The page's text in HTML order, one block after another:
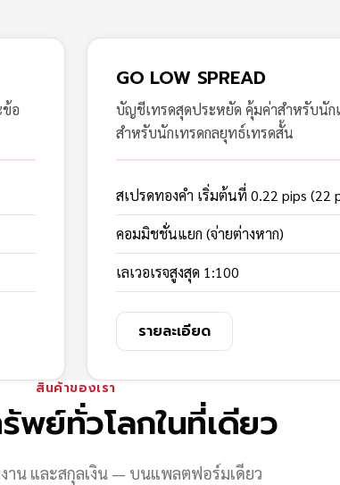
อ
GO LOW SPREAD
บัญชีเทรดสุดประหยัด คุ้มค่าสำหรับนัก
สำหรับนักเทรดกลยุทธ์เทรดสั้น
สเปรดทองคำ เริ่มต้นที่ 0.22 pips (22
คอมมิชชั่นแยก (จ่ายต่างหาก)
เลเวอเรจสูงสุด 1:100
รายละเอียด
สินค้าของเรา
พย์ทั่วโลกในที่เดียว
าน และสกุลเงิน — บนแพลตฟอร์มเดียว